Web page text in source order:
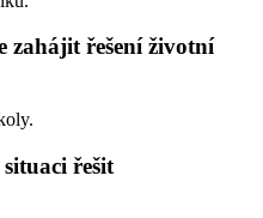
zahájit řešení životní
řešit